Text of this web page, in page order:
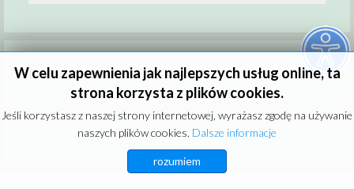
Brak wydarzeń
W celu zapewnienia jak najlepszych usług online, ta
strona korzysta z plików cookies.
Jeśli korzystasz z naszej strony internetowej, wyrażasz zgodę na używanie
naszych plików cookies. Dalsze informacje
rozumiem